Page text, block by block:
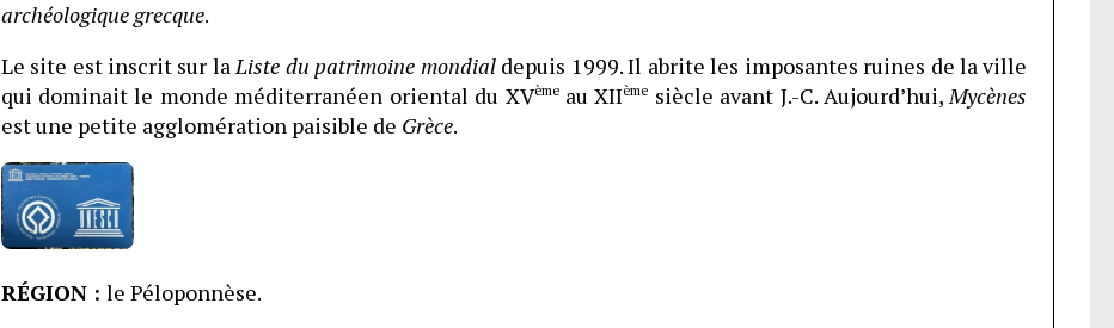
archéologique grecque.
Le site est inscrit sur laListe du patrimoine mondialdepuis 1999. Il abrite les imposantes ruines de la ville
qui dominait le monde méditerranéen oriental du XVèmeau XIIème siècle avant J.-C. Aujourd’hui,Mycènes
est une petite agglomération paisible de Grèce.
RÉGION : le Péloponnèse.